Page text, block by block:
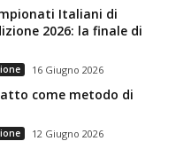
Italiani di
2026: la finale di
16 Giugno 2026
come metodo di
12 Giugno 2026